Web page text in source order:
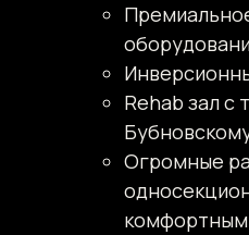
Rehab зал с
Огромные